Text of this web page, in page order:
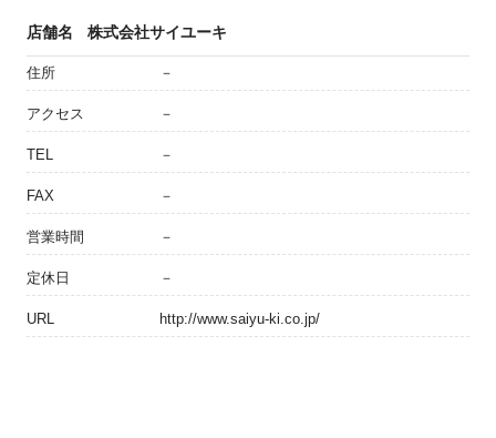
店舗名 株式会社サイユーキ
住所 －
アクセス －
TEL －
FAX －
営業時間 －
定休日 －
URL http://www.saiyu-ki.co.jp/